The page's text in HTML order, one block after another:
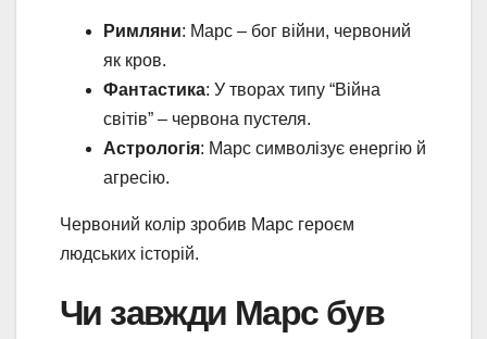
Римляни: Марс – бог війни, червоний
як кров.
Фантастика: У творах типу “Війна
світів” – червона пустеля.
Астрологія: Марс символізує енергію й
агресію.
Червоний колір зробив Марс героєм
людських історій.
Чи завжди Марс був